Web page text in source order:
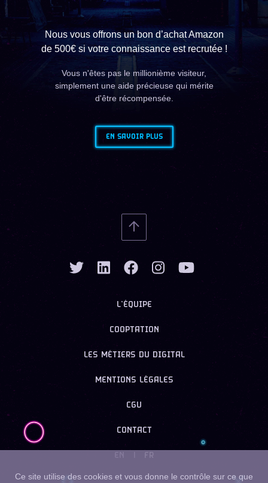
Nous vous offrons un bon d’achat Amazon
de 500€ si votre connaissance est recrutée !
Vous n'êtes pas le millionième visiteur,
simplement une aide précieuse qui mérite
d'être récompensée.
EN SAVOIR PLUS
L’ÉQUIPE
COOPTATION
LES MÉTIERS DU DIGITAL
MENTIONS LÉGALES
CGU
CONTACT
FR
Ce site utilise des cookies et vous donne le contrôle sur ce que